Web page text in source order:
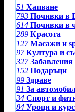
51 Хапване
793 Почивки в
614 Почивки в
289 Красота
127 Масажи и
97 Култура и
327 Забавления
152 Подаръци
99 Здраве
91 За
34 Спорт и
84 Уроци и